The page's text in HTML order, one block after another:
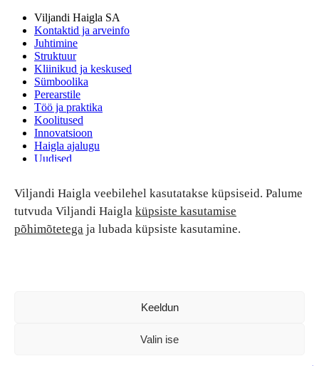
Viljandi Haigla veebilehel kasutatakse küpsiseid. Palume
tutvuda Viljandi Haigla küpsiste kasutamise
põhimõtetega ja lubada küpsiste kasutamine.
Keeldun
Valin ise
Viljandi Haigla SA
Kontaktid ja arveinfo
Juhtimine
Struktuur
Kliinikud ja keskused
Sümboolika
Perearstile
Töö ja praktika
Koolitused
Innovatsioon
Haigla ajalugu
Uudised
Patsiendi turvalisus ja õigused
Patsiendi õigused ja kohustused
Patsiendiohutus
Patsientide nõukoda